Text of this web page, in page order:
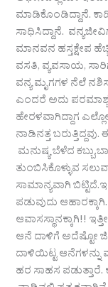
ಮಾಡಿಕೊಂಡಿದ್ದಾನೆ.
ಸಾಧಿಸಿದ್ದಾನೆ.
ಮಾನವನ ಹಸ್ತಕ್ಷೇಪ
ವಸತಿ, ವ್ಯವಸಾಯ,
ವನ್ಯ ಮೃಗಗಳ ನೆಲೆ
ಎಂದರೆ ಅದು
ಹೇರಳವಾಗಿದ್ದಾಗ
ನಾಡಿನತ್ತ
ಮನುಷ್ಯ ಬೆಳೆದ
ತುಂಬಿಸಿಕೊಳ್ಳುವ
ಸಾಮಾನ್ಯವಾಗಿ
ಪಡುವುದು
ಆವಾಸಸ್ಥಾನಕ್ಕಾಗಿ!!
ಆನೆ ದಾಳಿಗೆ ಅದೆಷ್ಟೋ
ದಾಳಿಯಿಟ್ಟ
ಹರ ಸಾಹಸ